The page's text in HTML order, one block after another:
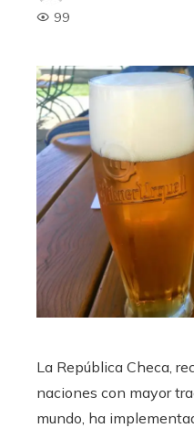
99
La República Checa,
naciones con mayor
mundo, ha